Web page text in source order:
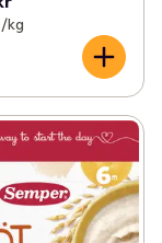
kost är en
bara rätt sorts
grädde, raps-
låg halt mättat
kg